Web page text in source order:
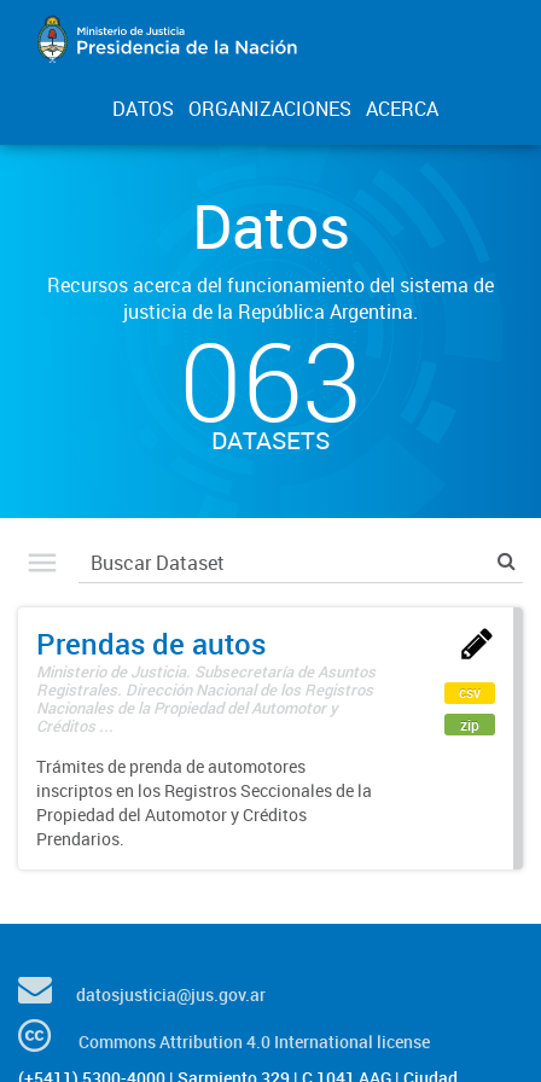
DATOS ORGANIZACIONES ACERCA
Datos
Recursos acerca del funcionamiento del sistema de
justicia de la República Argentina.
063
DATASETS
Prendas de autos
Ministerio de Justicia. Subsecretaría de Asuntos
Registrales. Dirección Nacional de los Registros
Nacionales de la Propiedad del Automotor y
Créditos ...
Trámites de prenda de automotores
inscriptos en los Registros Seccionales de la
Propiedad del Automotor y Créditos
Prendarios.
csv
zip
datosjusticia@jus.gov.ar
Commons Attribution 4.0 International license